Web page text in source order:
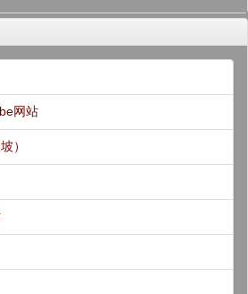
网站
）